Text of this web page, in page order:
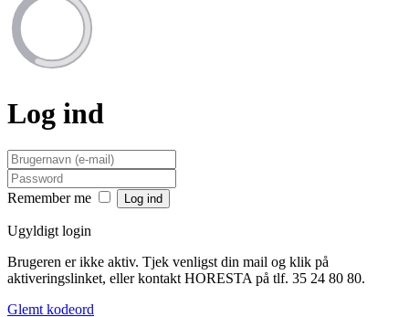
Log ind
Remember me
Ugyldigt login
Brugeren er ikke aktiv. Tjek venligst din mail og klik på
aktiveringslinket, eller kontakt HORESTA på tlf. 35 24 80 80.
Glemt kodeord